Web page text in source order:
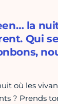
la
Qui
où les
? Prends